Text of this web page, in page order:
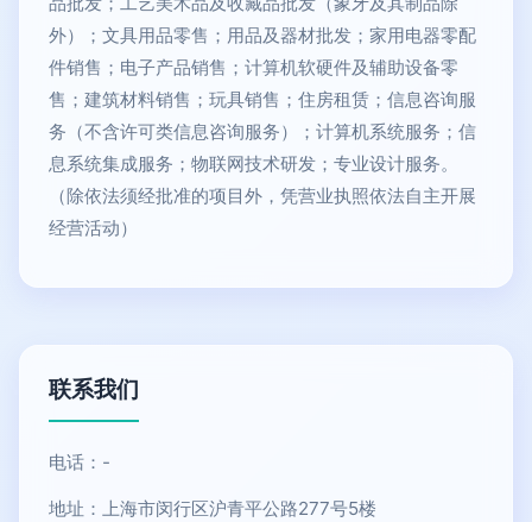
外）；文具用品零售；用品及器材批发；家用电器零配
件销售；电子产品销售；计算机软硬件及辅助设备零
售；建筑材料销售；玩具销售；住房租赁；信息咨询服
务（不含许可类信息咨询服务）；计算机系统服务；信
息系统集成服务；物联网技术研发；专业设计服务。
（除依法须经批准的项目外，凭营业执照依法自主开展
经营活动）
联系我们
电话：-
地址：上海市闵行区沪青平公路277号5楼